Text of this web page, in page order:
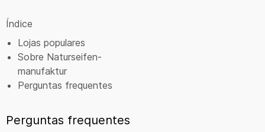
Índice
Lojas populares
Sobre Naturseifen-
manufaktur
Perguntas frequentes
Perguntas frequentes